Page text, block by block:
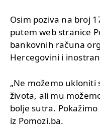
Osim poziva na broj
putem web stranice
bankovnih računa
Hercegovini i
„Ne možemo ukloniti
života, ali mu
bolje sutra.
iz Pomozi.ba.